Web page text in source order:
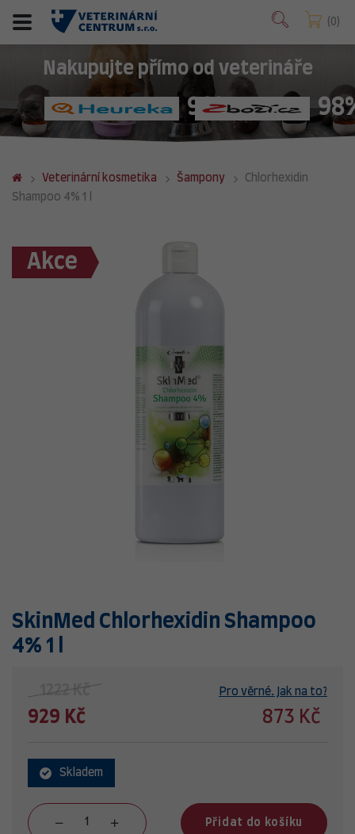
0
Nakupujte přímo od veterináře
98%
Veterinární kosmetika Šampony
Chlorhexidin
Shampoo 4% 1 l
SkinMed Chlorhexidin Shampoo
4% 1 l
1222 Kč Pro věrné. Jak na to?
929 Kč 873 Kč
Skladem
Přidat do košíku